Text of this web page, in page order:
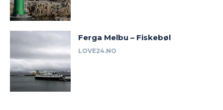
Ferga Melbu – Fiskebøl
LOVE24.NO